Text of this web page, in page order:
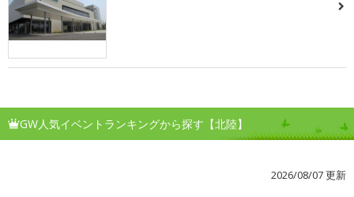
GW人気イベントランキングから探す【北陸】
2026/08/07 更新